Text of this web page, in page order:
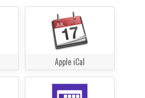
Apple iCal